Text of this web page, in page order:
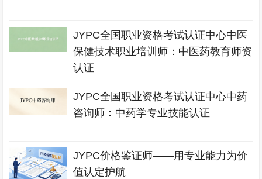
JYPC全国职业资格考试认证中心中医
保健技术职业培训师：中医药教育师资
认证
JYPC全国职业资格考试认证中心中药
咨询师：中药学专业技能认证
JYPC价格鉴证师——用专业能力为价
值认定护航